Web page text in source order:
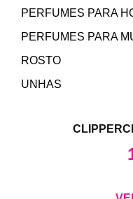
PERFUMES PARA
PERFUMES PARA
ROSTO
UNHAS